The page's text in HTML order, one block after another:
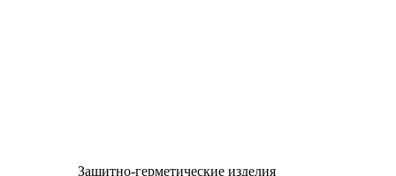
Защитно-герметические изделия